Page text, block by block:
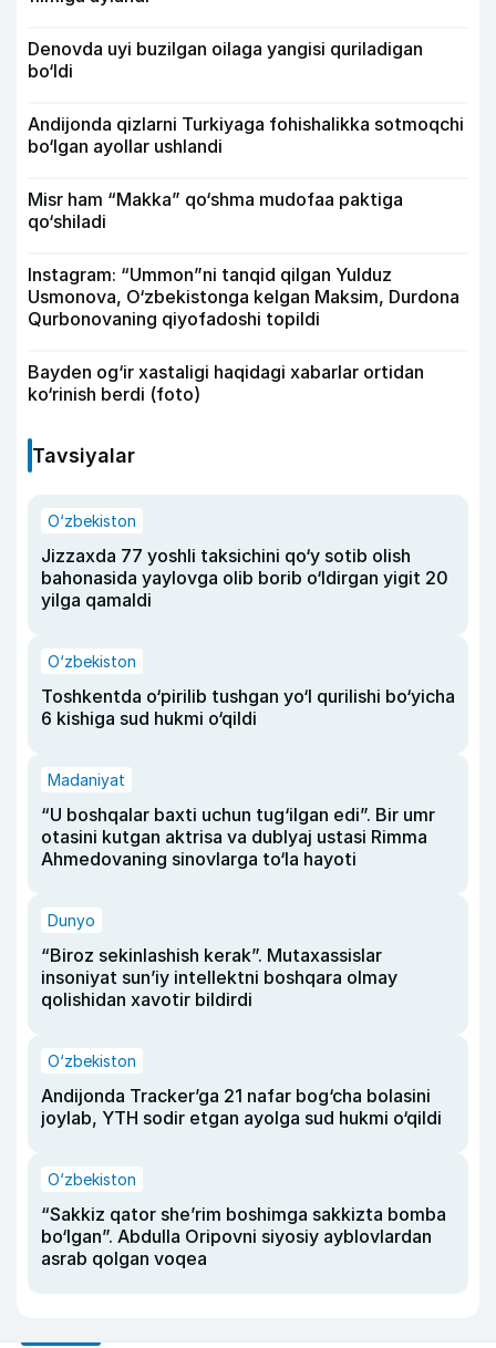
Denovda uyi buzilgan oilaga yangisi quriladigan
bo‘ldi
Andijonda qizlarni Turkiyaga fohishalikka sotmoqchi
bo‘lgan ayollar ushlandi
Misr ham “Makka” qo‘shma mudofaa paktiga
qo‘shiladi
Instagram: “Ummon”ni tanqid qilgan Yulduz
Usmonova, O‘zbekistonga kelgan Maksim, Durdona
Qurbonovaning qiyofadoshi topildi
Bayden og‘ir xastaligi haqidagi xabarlar ortidan
ko‘rinish berdi (foto)
Tavsiyalar
O‘zbekiston
Jizzaxda 77 yoshli taksichini qo‘y sotib olish
bahonasida yaylovga olib borib o‘ldirgan yigit 20
yilga qamaldi
O‘zbekiston
Toshkentda o‘pirilib tushgan yo‘l qurilishi bo‘yicha
6 kishiga sud hukmi o‘qildi
Madaniyat
“U boshqalar baxti uchun tug‘ilgan edi”. Bir umr
otasini kutgan aktrisa va dublyaj ustasi Rimma
Ahmedovaning sinovlarga to‘la hayoti
Dunyo
“Biroz sekinlashish kerak”. Mutaxassislar
insoniyat sun’iy intellektni boshqara olmay
qolishidan xavotir bildirdi
O‘zbekiston
Andijonda Tracker’ga 21 nafar bog‘cha bolasini
joylab, YTH sodir etgan ayolga sud hukmi o‘qildi
O‘zbekiston
“Sakkiz qator she’rim boshimga sakkizta bomba
bo‘lgan”. Abdulla Oripovni siyosiy ayblovlardan
asrab qolgan voqea